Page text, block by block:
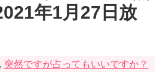
年1月27日放
, 突然ですが占ってもいいですか？